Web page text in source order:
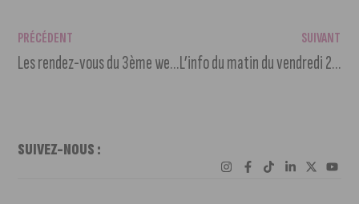
PRÉCÉDENT
Les rendez-vous du 3ème week-end de juillet
SUIVANT
L’info du matin du vendredi 21 juillet 2023
SUIVEZ-NOUS :